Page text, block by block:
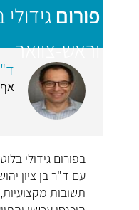
פורום
וראש-צוואר
אף
בפורום גידולי
עם ד"ר בן ציון
תשובות